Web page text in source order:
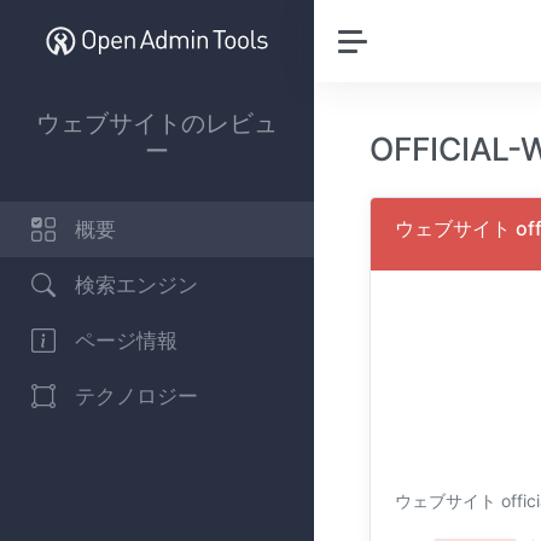
ウェブサイトのレビュ
ー
概要
検索エンジン
ページ情報
テクノロジー
OFFICIAL-
ウェブサイト
ウェブサイト